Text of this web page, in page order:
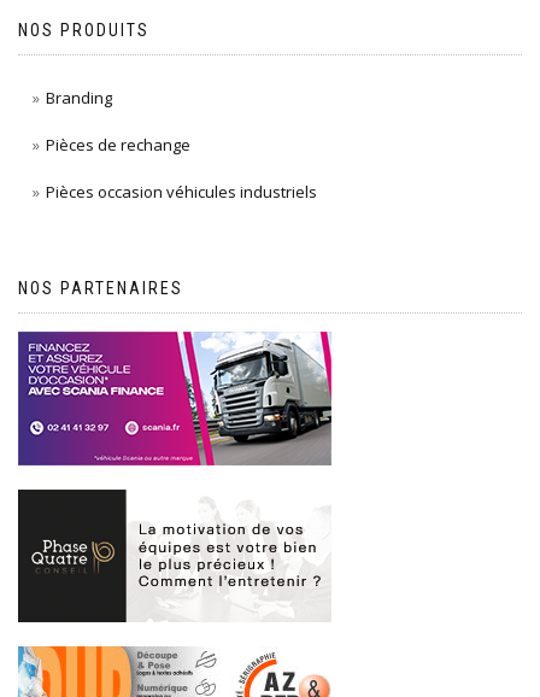
NOS PRODUITS
Branding
Pièces de rechange
Pièces occasion véhicules industriels
NOS PARTENAIRES